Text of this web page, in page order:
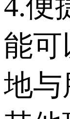
能可
地与